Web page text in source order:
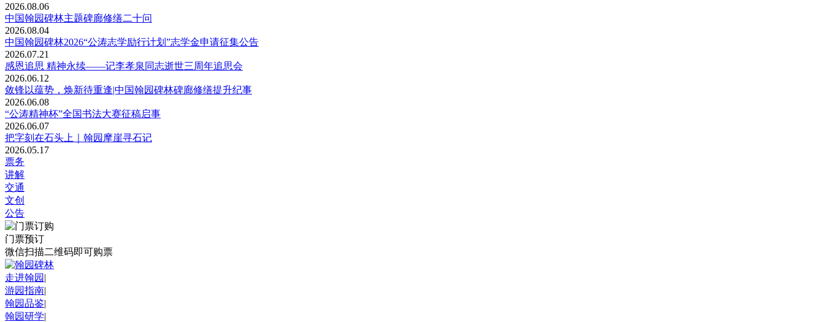
2026.08.06
中国翰园碑林主题碑廊修缮二十问
2026.08.04
中国翰园碑林2026“公涛志学励行计划”志学金申请征集公告
2026.07.21
感恩追思 精神永续——记李孝泉同志逝世三周年追思会
2026.06.12
敛锋以蕴势，焕新待重逢|中国翰园碑林碑廊修缮提升纪事
2026.06.08
“公涛精神杯”全国书法大赛征稿启事
2026.06.07
把字刻在石头上｜翰园摩崖寻石记
2026.05.17
票务
讲解
交通
文创
公告
门票预订
微信扫描二维码即可购票
走进翰园 |
游园指南|
翰园品鉴|
翰园研学|